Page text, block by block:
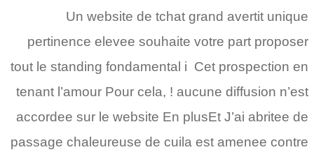
Un website de tchat grand avertit unique
pertinence elevee souhaite votre part proposer
tout le standing fondamental i Cet prospection en
tenant l’amour Pour cela, ! aucune diffusion n’est
accordee sur le website En plusEt J’ai abritee de
passage chaleureuse de cuila est amenee contre